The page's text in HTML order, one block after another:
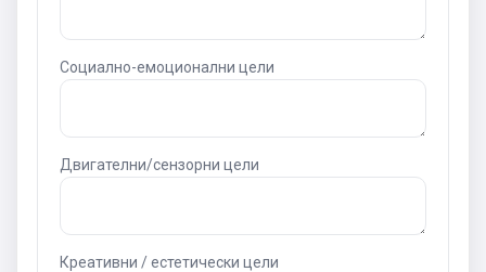
Социално-емоционални цели
Двигателни/сензорни цели
Креативни / естетически цели